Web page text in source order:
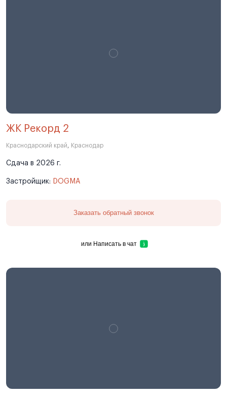
ЖК Рекорд 2
Краснодарский край, Краснодар
Сдача в 2026 г.
Застройщик: DOGMA
Заказать обратный звонок
или Написать в чат